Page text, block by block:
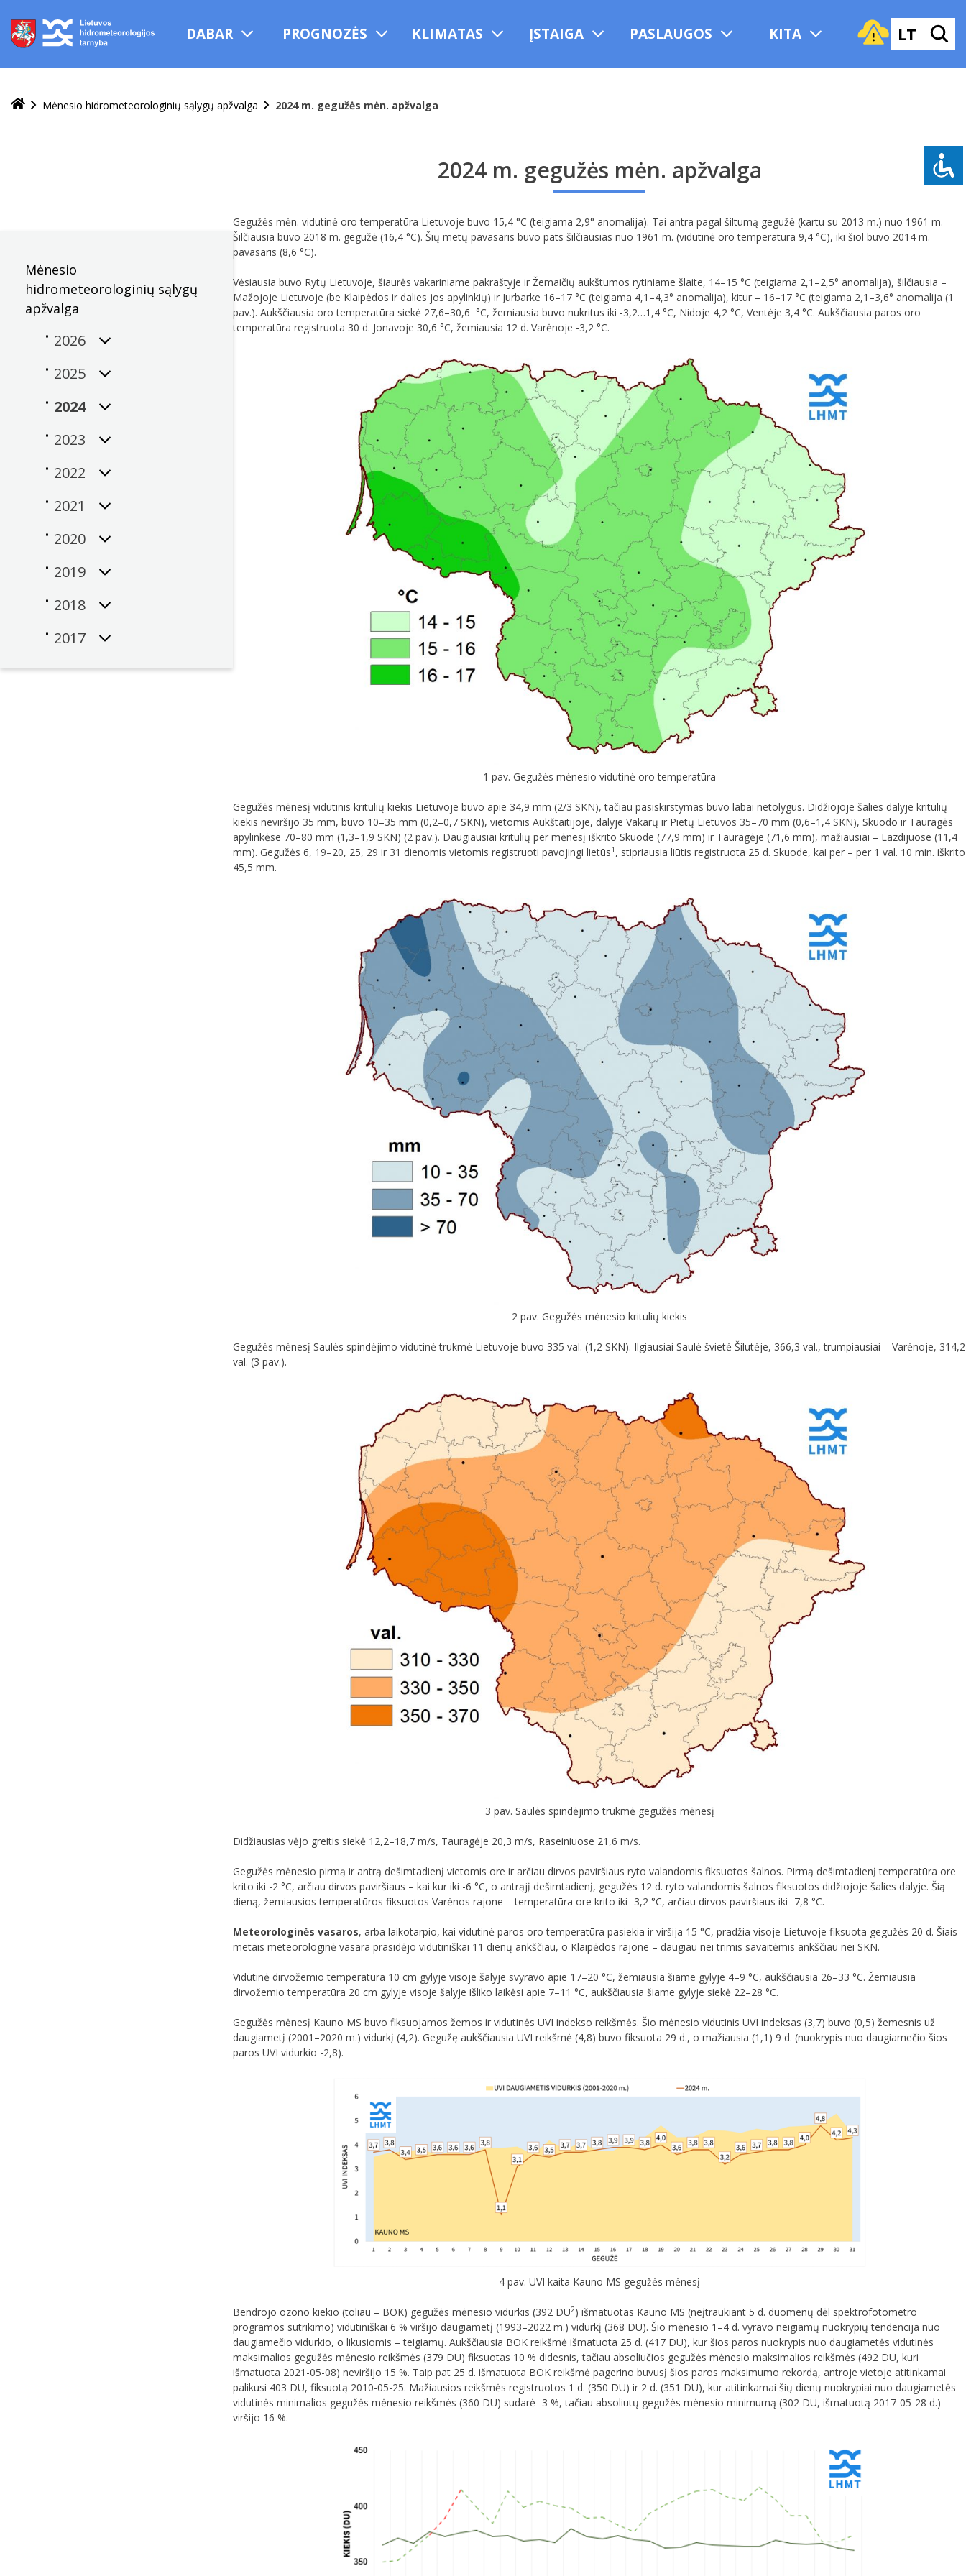
pereiti
turinį
DABAR PROGNOZĖS KLIMATAS ĮSTAIGA PASLAUGOS KITA LT
Mėnesio hidrometeorologinių sąlygų apžvalga 2024 m. gegužės mėn. apžvalga
Mėnesio
hidrometeorologinių sąlygų
apžvalga
2026
2025
2024
2023
2022
2021
2020
2019
2018
2017
2024 m. gegužės mėn. apžvalga
Gegužės mėn. vidutinė oro temperatūra Lietuvoje buvo 15,4 °C (teigiama 2,9° anomalija). Tai antra pagal šiltumą gegužė (kartu su 2013 m.) nuo 1961 m.
Šilčiausia buvo 2018 m. gegužė (16,4 °C). Šių metų pavasaris buvo pats šilčiausias nuo 1961 m. (vidutinė oro temperatūra 9,4 °C), iki šiol buvo 2014 m.
pavasaris (8,6 °C).
Vėsiausia buvo Rytų Lietuvoje, šiaurės vakariniame pakraštyje ir Žemaičių aukštumos rytiniame šlaite, 14–15 °C (teigiama 2,1–2,5° anomalija), šilčiausia –
Mažojoje Lietuvoje (be Klaipėdos ir dalies jos apylinkių) ir Jurbarke 16–17 °C (teigiama 4,1–4,3° anomalija), kitur – 16–17 °C (teigiama 2,1–3,6° anomalija (1
pav.). Aukščiausia oro temperatūra siekė 27,6–30,6 °C, žemiausia buvo nukritus iki -3,2…1,4 °C, Nidoje 4,2 °C, Ventėje 3,4 °C. Aukščiausia paros oro
temperatūra registruota 30 d. Jonavoje 30,6 °C, žemiausia 12 d. Varėnoje -3,2 °C.
1 pav. Gegužės mėnesio vidutinė oro temperatūra
Gegužės mėnesį vidutinis kritulių kiekis Lietuvoje buvo apie 34,9 mm (2/3 SKN), tačiau pasiskirstymas buvo labai netolygus. Didžiojoje šalies dalyje kritulių
kiekis neviršijo 35 mm, buvo 10–35 mm (0,2–0,7 SKN), vietomis Aukštaitijoje, dalyje Vakarų ir Pietų Lietuvos 35–70 mm (0,6–1,4 SKN), Skuodo ir Tauragės
apylinkėse 70–80 mm (1,3–1,9 SKN) (2 pav.). Daugiausiai kritulių per mėnesį iškrito Skuode (77,9 mm) ir Tauragėje (71,6 mm), mažiausiai – Lazdijuose (11,4
mm). Gegužės 6, 19–20, 25, 29 ir 31 dienomis vietomis registruoti pavojingi lietūs1 , stipriausia liūtis registruota 25 d. Skuode, kai per – per 1 val. 10 min. iškrito
45,5 mm.
2 pav. Gegužės mėnesio kritulių kiekis
Gegužės mėnesį Saulės spindėjimo vidutinė trukmė Lietuvoje buvo 335 val. (1,2 SKN). Ilgiausiai Saulė švietė Šilutėje, 366,3 val., trumpiausiai – Varėnoje, 314,2
val. (3 pav.).
3 pav. Saulės spindėjimo trukmė gegužės mėnesį
Didžiausias vėjo greitis siekė 12,2–18,7 m/s, Tauragėje 20,3 m/s, Raseiniuose 21,6 m/s.
Gegužės mėnesio pirmą ir antrą dešimtadienį vietomis ore ir arčiau dirvos paviršiaus ryto valandomis fiksuotos šalnos. Pirmą dešimtadienį temperatūra ore
krito iki -2 °C, arčiau dirvos paviršiaus – kai kur iki -6 °C, o antrąjį dešimtadienį, gegužės 12 d. ryto valandomis šalnos fiksuotos didžiojoje šalies dalyje. Šią
dieną, žemiausios temperatūros fiksuotos Varėnos rajone – temperatūra ore krito iki -3,2 °C, arčiau dirvos paviršiaus iki -7,8 °C.
Meteorologinės vasaros, arba laikotarpio, kai vidutinė paros oro temperatūra pasiekia ir viršija 15 °C, pradžia visoje Lietuvoje fiksuota gegužės 20 d. Šiais
metais meteorologinė vasara prasidėjo vidutiniškai 11 dienų ankščiau, o Klaipėdos rajone – daugiau nei trimis savaitėmis ankščiau nei SKN.
Vidutinė dirvožemio temperatūra 10 cm gylyje visoje šalyje svyravo apie 17–20 °C, žemiausia šiame gylyje 4–9 °C, aukščiausia 26–33 °C. Žemiausia
dirvožemio temperatūra 20 cm gylyje visoje šalyje išliko laikėsi apie 7–11 °C, aukščiausia šiame gylyje siekė 22–28 °C.
Gegužės mėnesį Kauno MS buvo fiksuojamos žemos ir vidutinės UVI indekso reikšmės. Šio mėnesio vidutinis UVI indeksas (3,7) buvo (0,5) žemesnis už
daugiametį (2001–2020 m.) vidurkį (4,2). Gegužę aukščiausia UVI reikšmė (4,8) buvo fiksuota 29 d., o mažiausia (1,1) 9 d. (nuokrypis nuo daugiamečio šios
paros UVI vidurkio -2,8).
4 pav. UVI kaita Kauno MS gegužės mėnesį
Bendrojo ozono kiekio (toliau – BOK) gegužės mėnesio vidurkis (392 DU2) išmatuotas Kauno MS (neįtraukiant 5 d. duomenų dėl spektrofotometro
programos sutrikimo) vidutiniškai 6 % viršijo daugiametį (1993–2022 m.) vidurkį (368 DU). Šio mėnesio 1–4 d. vyravo neigiamų nuokrypių tendencija nuo
daugiamečio vidurkio, o likusiomis – teigiamų. Aukščiausia BOK reikšmė išmatuota 25 d. (417 DU), kur šios paros nuokrypis nuo daugiametės vidutinės
maksimalios gegužės mėnesio reikšmės (379 DU) fiksuotas 10 % didesnis, tačiau absoliučios gegužės mėnesio maksimalios reikšmės (492 DU, kuri
išmatuota 2021-05-08) neviršijo 15 %. Taip pat 25 d. išmatuota BOK reikšmė pagerino buvusį šios paros maksimumo rekordą, antroje vietoje atitinkamai
palikusi 403 DU, fiksuotą 2010-05-25. Mažiausios reikšmės registruotos 1 d. (350 DU) ir 2 d. (351 DU), kur atitinkamai šių dienų nuokrypiai nuo daugiametės
vidutinės minimalios gegužės mėnesio reikšmės (360 DU) sudarė -3 %, tačiau absoliutų gegužės mėnesio minimumą (302 DU, išmatuotą 2017-05-28 d.)
viršijo 16 %.